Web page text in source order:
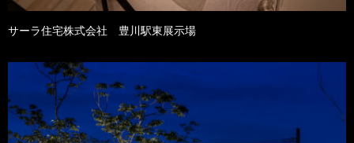
サーラ住宅株式会社 豊川駅東展示場